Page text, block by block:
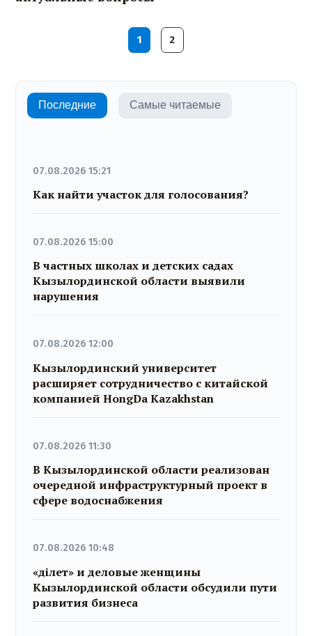
1 2
Последние Самые читаемые
07.08.2026 15:21
Как найти участок для голосования?
07.08.2026 15:00
В частных школах и детских садах
Кызылординской области выявили
нарушения
07.08.2026 12:00
Кызылординский университет
расширяет сотрудничество с китайской
компанией HongDa Kazakhstan
07.08.2026 11:30
В Кызылординской области реализован
очередной инфраструктурный проект в
сфере водоснабжения
07.08.2026 10:48
«Әділет» и деловые женщины
Кызылординской области обсудили пути
развития бизнеса